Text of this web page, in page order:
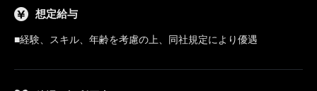
想定給与
■経験、スキル、年齢を考慮の上、同社規定により優遇